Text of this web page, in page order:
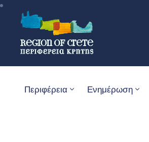
Περιφέρεια Ενημέρωση